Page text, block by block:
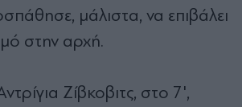
μάλιστα, να επιβάλει
στην αρχή.
Ζίβκοβιτς, στο 7',